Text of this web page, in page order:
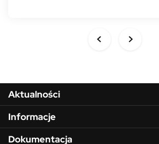
Aktualności
Informacje
Dokumentacja